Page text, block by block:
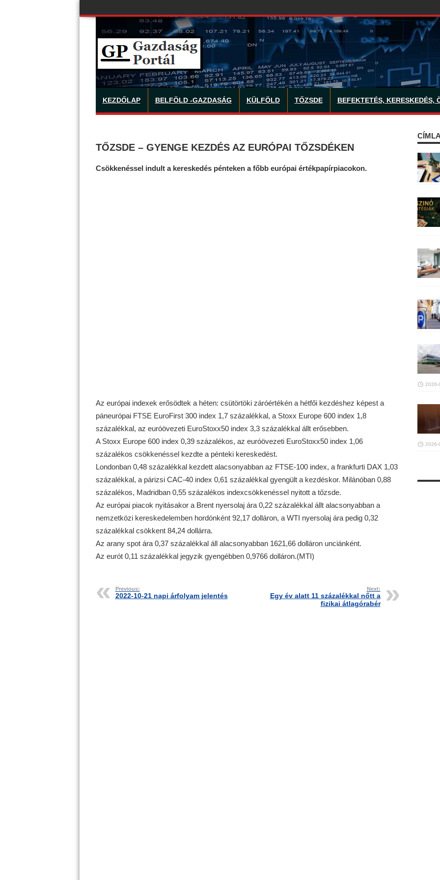
KEZDŐLAP BELFÖLD -GAZDASÁG KÜLFÖLD TŐZSDE BEFEKTETÉS, KERESKEDÉS,
TŐZSDE – GYENGE KEZDÉS AZ EURÓPAI TŐZSDÉKEN
Csökkenéssel indult a kereskedés pénteken a főbb európai értékpapírpiacokon.
Az európai indexek erősödtek a héten: csütörtöki záróértékén a hétfői kezdéshez képest a
páneurópai FTSE EuroFirst 300 index 1,7 százalékkal, a Stoxx Europe 600 index 1,8
százalékkal, az euróövezeti EuroStoxx50 index 3,3 százalékkal állt erősebben.
A Stoxx Europe 600 index 0,39 százalékos, az euróövezeti EuroStoxx50 index 1,06
százalékos csökkenéssel kezdte a pénteki kereskedést.
Londonban 0,48 százalékkal kezdett alacsonyabban az FTSE-100 index, a frankfurti DAX 1,03
százalékkal, a párizsi CAC-40 index 0,61 százalékkal gyengült a kezdéskor. Milánóban 0,88
százalékos, Madridban 0,55 százalékos indexcsökkenéssel nyitott a tőzsde.
Az európai piacok nyitásakor a Brent nyersolaj ára 0,22 százalékkal állt alacsonyabban a
nemzetközi kereskedelemben hordónként 92,17 dolláron, a WTI nyersolaj ára pedig 0,32
százalékkal csökkent 84,24 dollárra.
Az arany spot ára 0,37 százalékkal áll alacsonyabban 1621,66 dolláron unciánként.
Az eurót 0,11 százalékkal jegyzik gyengébben 0,9766 dolláron.(MTI)
Previous:
2022-10-21 napi árfolyam jelentés
Next:
Egy év alatt 11 százalékkal nőtt a
fizikai átlagórabér
2026-
2026-